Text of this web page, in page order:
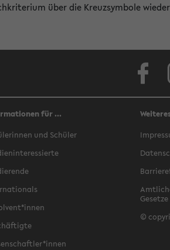
über die Kreuzsymbole
für ...
und Schüler
Gesetze
©